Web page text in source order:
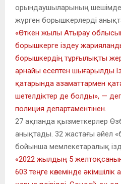
орындаушыларының
жүрген борышкерлерді
«Өткен жылы Атырау
борышкерге іздеу
борышкердің тұрғылықты
арнайы есептен
қатарында азаматтармен
шетелдіктер де болды», —
полиция департаментінен.
27 ақпанда қызметкерлер
анықтады. 32 жастағы әйел
бойынша мемлекетаралық
«2022 жылдың 5
603 теңге көлемінде